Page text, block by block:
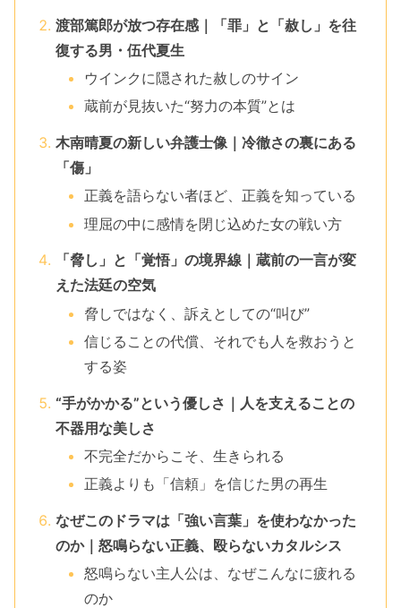
渡部篤郎が放つ存在感｜「罪」と「赦し」を往
復する男・伍代夏生
ウインクに隠された赦しのサイン
蔵前が見抜いた“努力の本質”とは
木南晴夏の新しい弁護士像｜冷徹さの裏にある
「傷」
正義を語らない者ほど、正義を知っている
理屈の中に感情を閉じ込めた女の戦い方
「脅し」と「覚悟」の境界線｜蔵前の一言が変
えた法廷の空気
脅しではなく、訴えとしての“叫び”
信じることの代償、それでも人を救おうと
する姿
“手がかかる”という優しさ｜人を支えることの
不器用な美しさ
不完全だからこそ、生きられる
正義よりも「信頼」を信じた男の再生
なぜこのドラマは「強い言葉」を使わなかった
のか｜怒鳴らない正義、殴らないカタルシス
怒鳴らない主人公は、なぜこんなに疲れる
のか